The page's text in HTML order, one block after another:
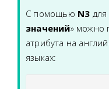
С помощью N3
значений» можно
атрибута на
языках: